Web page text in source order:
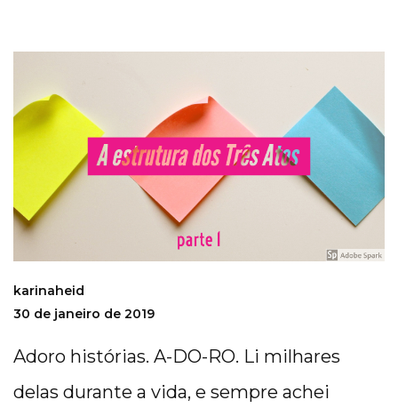
karinaheid
30 de janeiro de 2019
Adoro histórias. A-DO-RO. Li milhares
delas durante a vida, e sempre achei